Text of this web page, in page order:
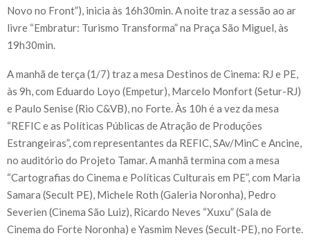
Novo no Front”), inicia às 16h30min. A noite traz a sessão ao ar
livre “Embratur: Turismo Transforma” na Praça São Miguel, às
19h30min.
A manhã de terça (1/7) traz a mesa Destinos de Cinema: RJ e PE,
às 9h, com Eduardo Loyo (Empetur), Marcelo Monfort (Setur-RJ)
e Paulo Senise (Rio C&VB), no Forte. Às 10h é a vez da mesa
“REFIC e as Políticas Públicas de Atração de Produções
Estrangeiras”, com representantes da REFIC, SAv/MinC e Ancine,
no auditório do Projeto Tamar. A manhã termina com a mesa
“Cartografias do Cinema e Políticas Culturais em PE”, com Maria
Samara (Secult PE), Michele Roth (Galeria Noronha), Pedro
Severien (Cinema São Luiz), Ricardo Neves “Xuxu” (Sala de
Cinema do Forte Noronha) e Yasmim Neves (Secult-PE), no Forte.